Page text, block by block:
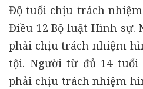
Độ tuổi chịu trách
Điều 12 Bộ luật Hình sự.
phải chịu trách nhiệm
tội. Người từ đủ 14
phải chịu trách nhiệm